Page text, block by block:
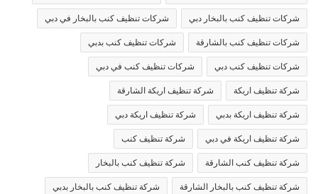
شركات تنظيف كنب بالبخار دبي شركات تنظيف كنب بالبخار في دبي
شركات تنظيف كنب بالشارقة شركات تنظيف كنب بدبي
شركات تنظيف كنب دبي شركات تنظيف كنب في دبي
شركة تنظيف اريكة شركة تنظيف اريكة الشارقة
شركة تنظيف اريكة بدبي شركة تنظيف اريكة دبي
شركة تنظيف اريكة في دبي شركة تنظيف كنب
شركة تنظيف كنب الشارقة شركة تنظيف كنب بالبخار
شركة تنظيف كنب بالبخار الشارقة شركة تنظيف كنب بالبخار بدبي